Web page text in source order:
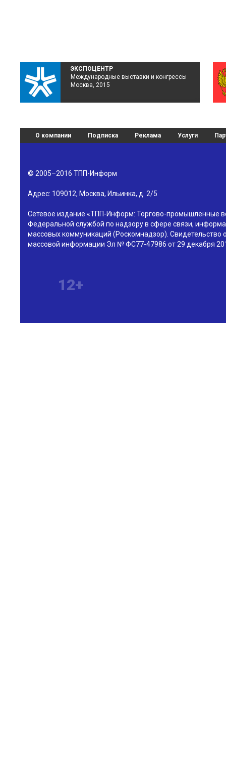
ЭКСПОЦЕНТР
Международные выставки и конгрессы
Москва, 2015
О компании Подписка Реклама Услуги
© 2005–2016 ТПП-Информ
Адрес: 109012, Москва, Ильинка, д. 2/5
Сетевое издание «ТПП-Информ: Торгово-промышленные
Федеральной службой по надзору в сфере связи,
массовых коммуникаций (Роскомнадзор). Свидетельство
массовой информации Эл № ФС77-47986 от 29 декабря
12+